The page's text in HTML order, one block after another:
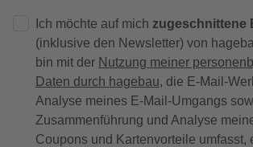
Ich möchte auf mich zugeschnittene
(inklusive den Newsletter) von
bin mit der Nutzung meiner
Daten durch hagebau, die E-Mail-
Analyse meines E-Mail-Umgangs
Zusammenführung und Analyse
Coupons und Kartenvorteile umfasst,